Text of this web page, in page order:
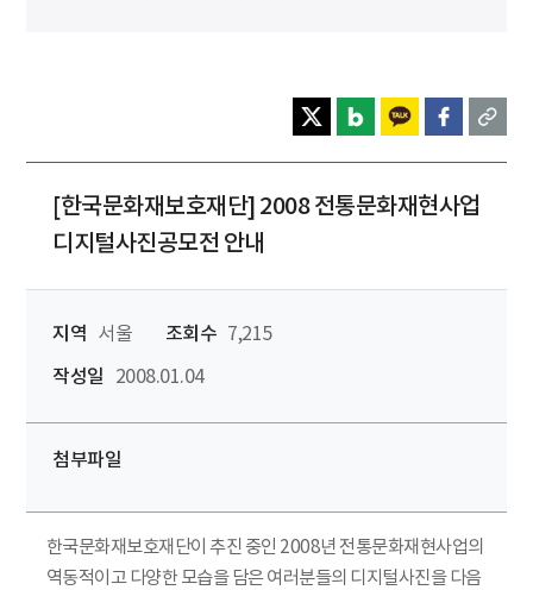
[한국문화재보호재단] 2008 전통문화재현사업
디지털사진공모전 안내
지역 서울 조회수 7,215
작성일
2008.01.04
첨부파일
한국문화재보호재단이 추진 중인 2008년 전통문화재현사업의
역동적이고 다양한 모습을 담은 여러분들의 디지털사진을 다음